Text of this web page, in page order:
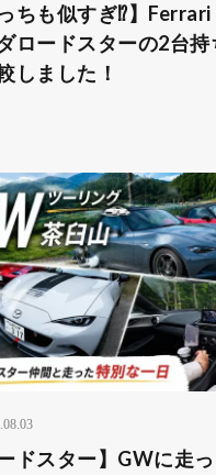
っちも似すぎ⁉︎】
ロードスターの2台
しました！
ードスター】GWに走